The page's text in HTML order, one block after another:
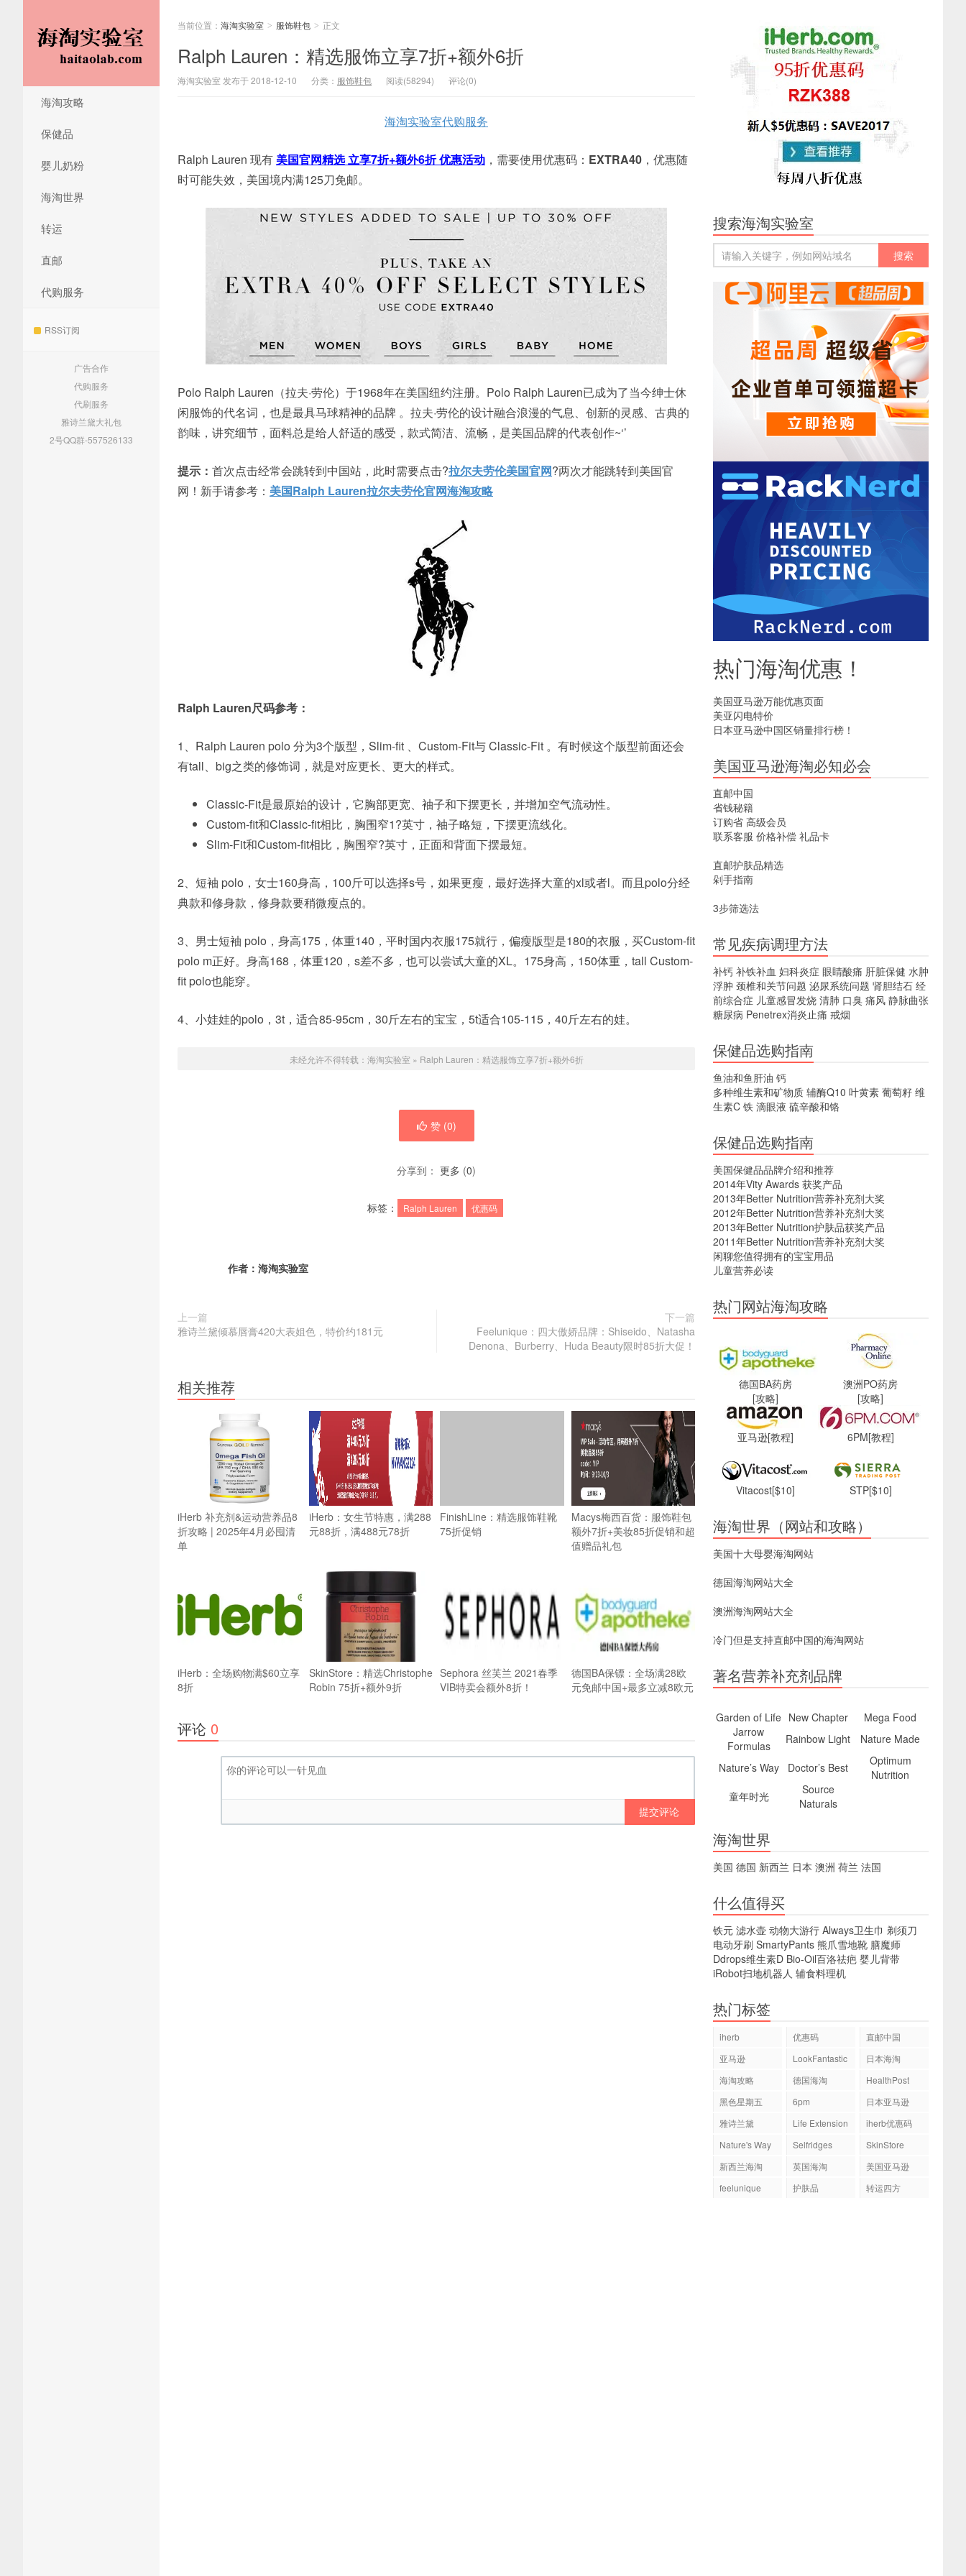
海淘攻略
保健品
婴儿奶粉
海淘世界
转运
直邮
代购服务
RSS订阅
广告合作
代购服务
代刷服务
雅诗兰黛大礼包
2号QQ群-557526133
当前位置： 海淘实验室 > 服饰鞋包 > 正文
Ralph Lauren：精选服饰立享7折+额外6折
海淘实验室 发布于 2018-12-10 分类： 服饰鞋包 阅读(58294) 评论(0)
海淘实验室代购服务
Ralph Lauren 现有 美国官网精选 立享7折+额外6折 优惠活动 ，需要使用优惠码： EXTRA40 ，优惠随
时可能失效，美国境内满125刀免邮。
Polo Ralph Lauren（拉夫·劳伦）于1968年在美国纽约注册。Polo Ralph Lauren已成为了当今绅士休
闲服饰的代名词，也是最具马球精神的品牌 。拉夫·劳伦的设计融合浪漫的气息、创新的灵感、古典的
韵味，讲究细节，面料总是给人舒适的感受，款式简洁、流畅，是美国品牌的代表创作~‘’
提示： 首次点击经常会跳转到中国站，此时需要点击?拉尔夫劳伦美国官网?两次才能跳转到美国官
网！新手请参考： 美国Ralph Lauren拉尔夫劳伦官网海淘攻略
Ralph Lauren尺码参考：
1、Ralph Lauren polo 分为3个版型，Slim-fit 、Custom-Fit与 Classic-Fit 。有时候这个版型前面还会
有tall、big之类的修饰词，就是对应更长、更大的样式。
Classic-Fit是最原始的设计，它胸部更宽、袖子和下摆更长，并增加空气流动性。
Custom-fit和Classic-fit相比，胸围窄1?英寸，袖子略短，下摆更流线化。
Slim-Fit和Custom-fit相比，胸围窄?英寸，正面和背面下摆最短。
2、短袖 polo，女士160身高，100斤可以选择s号，如果更瘦，最好选择大童的xl或者l。而且polo分经
典款和修身款，修身款要稍微瘦点的。
3、男士短袖 polo，身高175，体重140，平时国内衣服175就行，偏瘦版型是180的衣服，买Custom-fit
polo m正好。身高168，体重120，s差不多，也可以尝试大童的XL。175身高，150体重，tall Custom-
fit polo也能穿。
4、小娃娃的polo，3t，适合85-95cm，30斤左右的宝宝，5t适合105-115，40斤左右的娃。
未经允许不得转载： 海淘实验室 » Ralph Lauren：精选服饰立享7折+额外6折
赞 (0)
分享到： 更多 (0)
标签： Ralph Lauren 优惠码
作者： 海淘实验室
上一篇
雅诗兰黛倾慕唇膏420大表姐色，特价约181元
下一篇
Feelunique：四大傲娇品牌：Shiseido、Natasha
Denona、Burberry、Huda Beauty限时85折大促！
相关推荐
iHerb 补充剂&运动营养品8
折攻略 | 2025年4月必囤清
单
iHerb：女生节特惠，满288
元88折，满488元78折
FinishLine：精选服饰鞋靴
75折促销
Macys梅西百货：服饰鞋包
额外7折+美妆85折促销和超
值赠品礼包
iHerb：全场购物满$60立享
8折
SkinStore：精选Christophe
Robin 75折+额外9折
Sephora 丝芙兰 2021春季
VIB特卖会额外8折！
德国BA保镖：全场满28欧
元免邮中国+最多立减8欧元
评论 0
提交评论
搜索海淘实验室
热门海淘优惠！
美国亚马逊万能优惠页面
美亚闪电特价
日本亚马逊中国区销量排行榜！
美国亚马逊海淘必知必会
直邮中国
省钱秘籍
订购省 高级会员
联系客服 价格补偿 礼品卡
直邮护肤品精选
剁手指南
3步筛选法
常见疾病调理方法
补钙 补铁补血 妇科炎症 眼睛酸痛 肝脏保健 水肿
浮肿 颈椎和关节问题 泌尿系统问题 肾胆结石 经
前综合症 儿童感冒发烧 清肺 口臭 痛风 静脉曲张
糖尿病 Penetrex消炎止痛 戒烟
保健品选购指南
鱼油和鱼肝油 钙
多种维生素和矿物质 辅酶Q10 叶黄素 葡萄籽 维
生素C 铁 滴眼液 硫辛酸和铬
保健品选购指南
美国保健品品牌介绍和推荐
2014年Vity Awards 获奖产品
2013年Better Nutrition营养补充剂大奖
2012年Better Nutrition营养补充剂大奖
2013年Better Nutrition护肤品获奖产品
2011年Better Nutrition营养补充剂大奖
闲聊您值得拥有的宝宝用品
儿童营养必读
热门网站海淘攻略
德国BA药房
[攻略]
澳洲PO药房
[攻略]
亚马逊[教程] 6PM[教程]
Vitacost[$10] STP[$10]
海淘世界（网站和攻略）
美国十大母婴海淘网站
德国海淘网站大全
澳洲海淘网站大全
冷门但是支持直邮中国的海淘网站
著名营养补充剂品牌
Garden of Life New Chapter
Mega Food
Jarrow
Formulas
Rainbow Light
Nature Made
Nature’s Way
Doctor’s Best
Optimum
Nutrition
童年时光
Source
Naturals
海淘世界
美国 德国 新西兰 日本 澳洲 荷兰 法国
什么值得买
铁元 滤水壶 动物大游行 Always卫生巾 剃须刀
电动牙刷 SmartyPants 熊爪雪地靴 膳魔师
Ddrops维生素D Bio-Oil百洛祛疤 婴儿背带
iRobot扫地机器人 辅食料理机
热门标签
iherb 优惠码
直邮中国
亚马逊
LookFantastic
日本海淘
海淘攻略
德国海淘
HealthPost
黑色星期五
6pm
日本亚马逊
雅诗兰黛
Life Extension
iherb优惠码
Nature's Way
Selfridges
SkinStore
新西兰海淘
英国海淘
美国亚马逊
feelunique
护肤品 转运四方